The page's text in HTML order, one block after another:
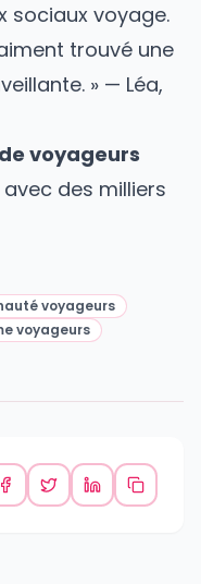
sociaux voyage.
trouvé une
» — Léa,
voyageurs
des milliers
voyageurs
voyageurs